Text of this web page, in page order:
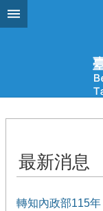
跳到主要內容區塊
最新消息
轉知內政部115